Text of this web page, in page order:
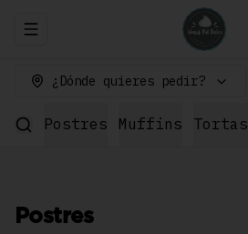
Abrir menu de navegación
¿Dónde quieres pedir?
Postres Muffins Tortas
Postres